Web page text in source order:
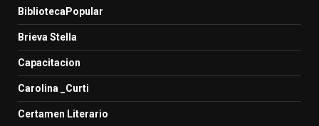
BibliotecaPopular
Brieva Stella
Capacitacion
Carolina _Curti
Certamen Literario